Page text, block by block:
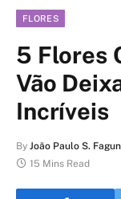
FLORES
5 Flores
Vão
Incríveis
By João Paulo S.
15 Mins Read